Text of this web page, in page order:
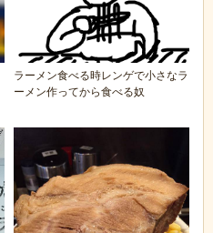
ラーメン食べる時レンゲで小さなラ
ーメン作ってから食べる奴